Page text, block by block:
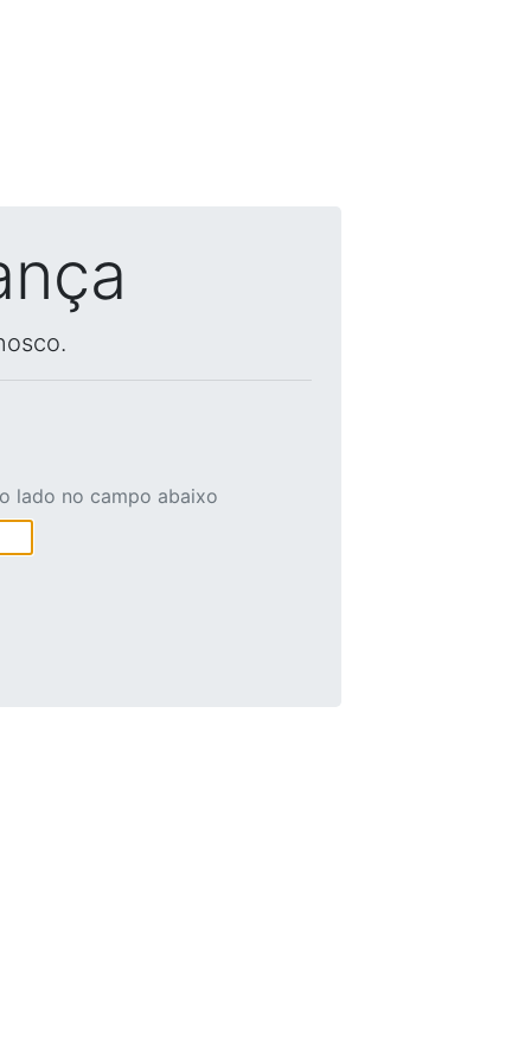
lado no campo abaixo